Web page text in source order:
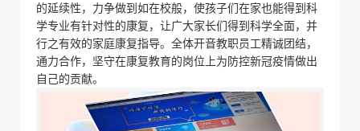
的延续性，力争做到如在校般，使孩子们在家也能得到科
学专业有针对性的康复，让广大家长们得到科学全面，并
行之有效的家庭康复指导。全体开音教职员工精诚团结，
通力合作，坚守在康复教育的岗位上为防控新冠疫情做出
自己的贡献。